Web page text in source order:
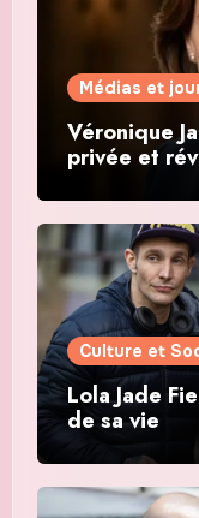
Médias et
Véronique
privée et
Culture et
Lola Jade
de sa vie